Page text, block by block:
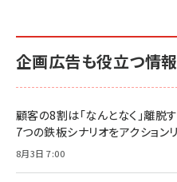
企画広告も役立つ情報
顧客の8割は「なんとなく」離脱
7つの鉄板シナリオをアクション
8月3日 7:00